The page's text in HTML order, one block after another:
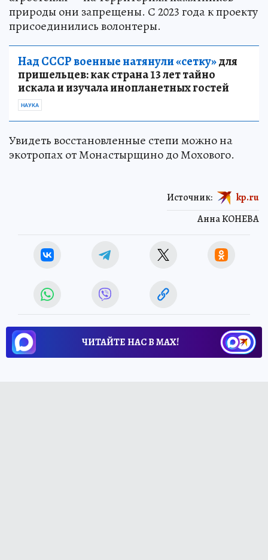
природы они запрещены. С 2023 года к проекту
присоединились волонтеры.
Над СССР военные натянули «сетку»для
пришельцев: как страна 13 лет тайно
искала и изучала инопланетных гостей
НАУКА
Увидеть восстановленные степи можно на
экотропах от Монастырщино до Мохового.
Анна КОНЕВА
Источник: kp.ru
ЧИТАЙТЕ НАС В МАХ!